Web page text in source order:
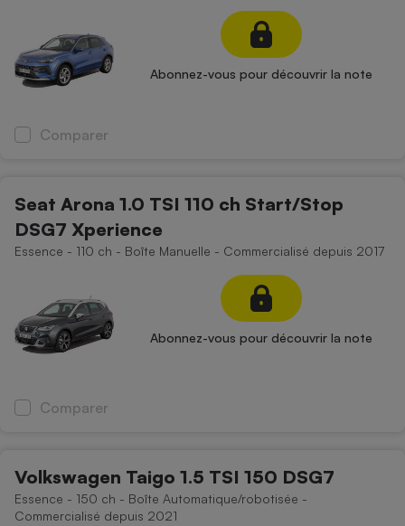
Abonnez-vous pour découvrir la note
Comparer
Seat Arona 1.0 TSI 110 ch Start/Stop
DSG7 Xperience
Essence - 110 ch - Boîte Manuelle - Commercialisé depuis 2017
Abonnez-vous pour découvrir la note
Comparer
Volkswagen Taigo 1.5 TSI 150 DSG7
Essence - 150 ch - Boîte Automatique/robotisée -
Commercialisé depuis 2021